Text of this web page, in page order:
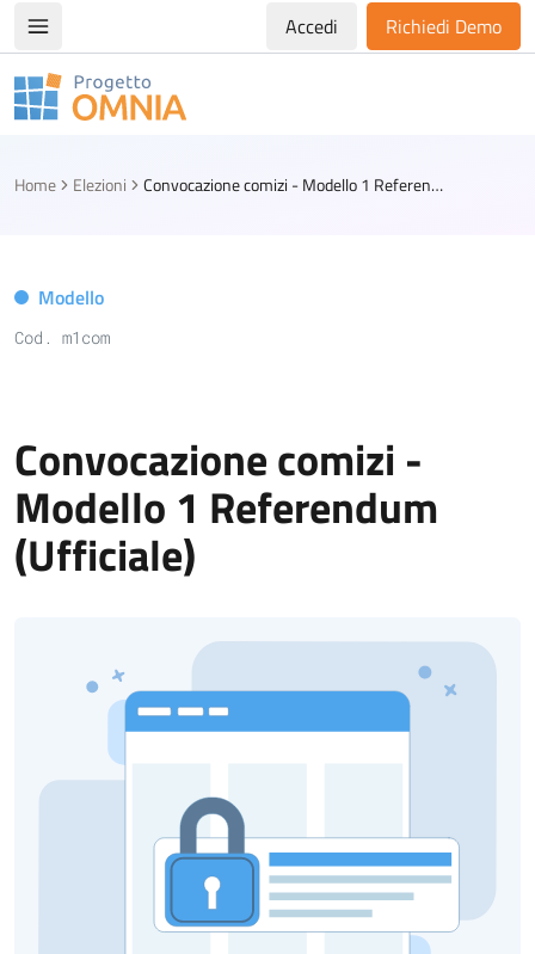
Apri/chiudi menù di navigazioneAccedi Richiedi Demo
Progetto Omnia
Home Elezioni Convocazione comizi - Modello 1 Referendum (Ufficiale)
Modello
Cod. m1com
Convocazione comizi -
Modello 1 Referendum
(Ufficiale)